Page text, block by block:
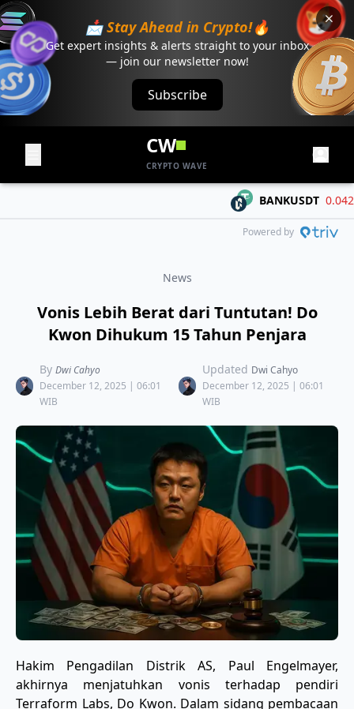
📩 Stay Ahead in Crypto!🔥
Get expert insights & alerts straight to your inbox
— join our newsletter now!
Subscribe
CW
CRYPTO WAVE
BANKUSDT 0.04284
Powered by
News
Vonis Lebih Berat dari Tuntutan! Do
Kwon Dihukum 15 Tahun Penjara
By Dwi Cahyo
December 12, 2025 | 06:01
WIB
Updated Dwi Cahyo
December 12, 2025 | 06:01
WIB
​Hakim Pengadilan Distrik AS, Paul Engelmayer,
akhirnya menjatuhkan vonis terhadap pendiri
Terraform Labs, Do Kwon. Dalam sidang pembacaan